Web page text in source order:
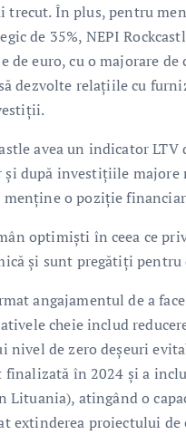
În plus, pentru
de 35%, NEPI
euro, cu o majorare
dezvolte relațiile cu
avea un indicator
după investițiile majore
o poziție
optimiști în ceea ce
și sunt pregătiți pentru
angajamentul de a
cheie includ
nivel de zero deșeuri
finalizată în 2024 și a
atingând o
extinderea proiectului